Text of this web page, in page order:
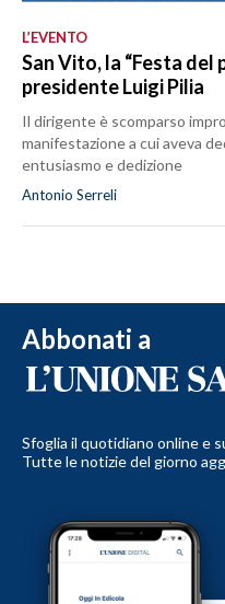
L’EVENTO
San Vito, la “Festa
presidente Luigi Pilia
Il dirigente è scomparso
manifestazione a cui aveva
entusiasmo e dedizione
Antonio Serreli
Abbonati a
Sfoglia il quotidiano online e
Tutte le notizie del giorno